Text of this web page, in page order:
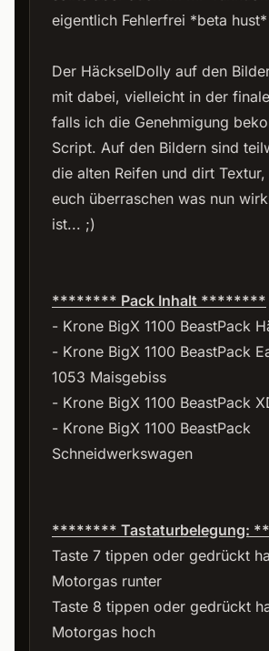
eigentlich Fehlerfrei *beta
Der HäckselDolly auf den
mit dabei, vielleicht in der
falls ich die Genehmigung
Script. Auf den Bildern sind
die alten Reifen und dirt
euch überraschen was nun
ist... ;)
******** Pack Inhalt ********
- Krone BigX 1100 BeastPack
- Krone BigX 1100 BeastPack
1053 Maisgebiss
- Krone BigX 1100 BeastPack
- Krone BigX 1100 BeastPack
Schneidwerkswagen
******** Tastaturbelegung:
Taste 7 tippen oder gedrückt
Motorgas runter
Taste 8 tippen oder gedrückt
Motorgas hoch